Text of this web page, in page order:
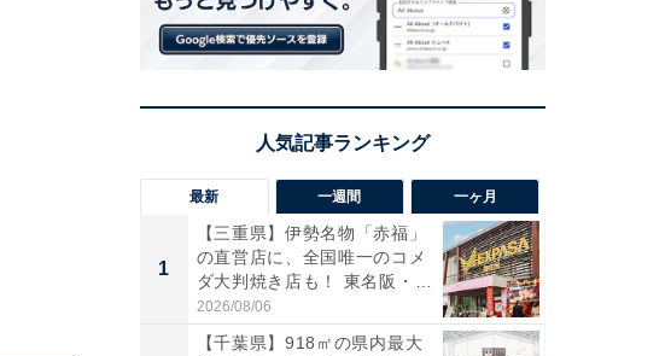
最新 一週間 一ヶ月
1
【三重県】伊勢名物「赤福」
の直営店に、全国唯一のコメ
ダ大判焼き店も！ 東名阪・
伊...
2026/08/06
【千葉県】918㎡の県内最大